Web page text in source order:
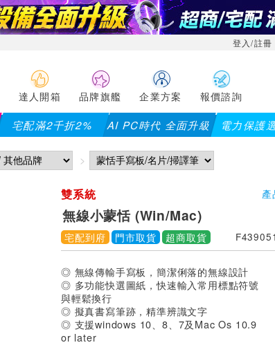
登入/註冊
達人開箱 品牌旗艦 企業方案 報價諮詢
宅配滿2千折2% AI PC時代 全面升級 電力保護
雙系統 產
無線小蒙恬 (Win/Mac)
宅配到府 門市取貨 超商取貨
◎ 無線傳輸手寫板，簡潔俐落的無線設計
◎ 多功能快選圖紙，快速輸入常用標點符號
與輕鬆換行
◎ 擬真書寫筆跡，精準辨識文字
◎ 支援windows 10、8、7及Mac Os 10.9
or later